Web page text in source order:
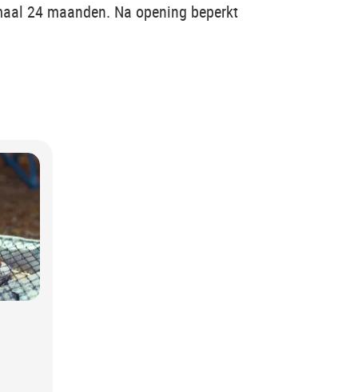
24 maanden. Na opening beperkt